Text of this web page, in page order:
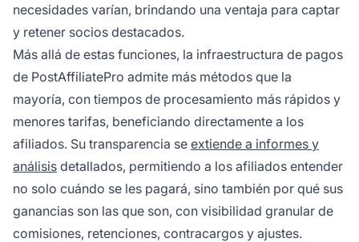
necesidades varían, brindando una ventaja para captar
y retener socios destacados.
Más allá de estas funciones, la infraestructura de pagos
de PostAffiliatePro admite más métodos que la
mayoría, con tiempos de procesamiento más rápidos y
menores tarifas, beneficiando directamente a los
afiliados. Su transparencia se extiende a informes y
análisis detallados, permitiendo a los afiliados entender
no solo cuándo se les pagará, sino también por qué sus
ganancias son las que son, con visibilidad granular de
comisiones, retenciones, contracargos y ajustes.